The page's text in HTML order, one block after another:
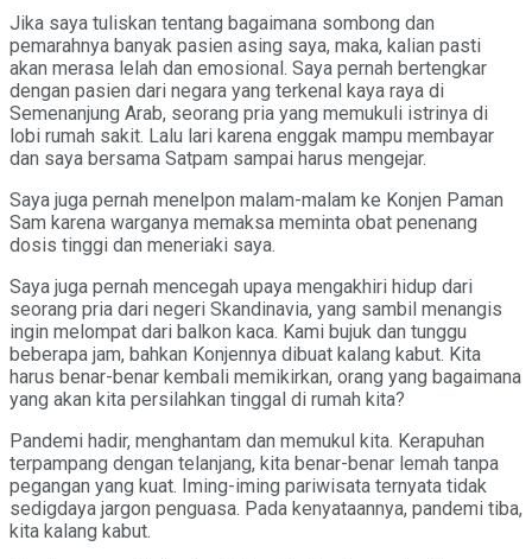
Jika saya tuliskan tentang bagaimana sombong dan
pemarahnya banyak pasien asing saya, maka, kalian pasti
akan merasa lelah dan emosional. Saya pernah bertengkar
dengan pasien dari negara yang terkenal kaya raya di
Semenanjung Arab, seorang pria yang memukuli istrinya di
lobi rumah sakit. Lalu lari karena enggak mampu membayar
dan saya bersama Satpam sampai harus mengejar.
Saya juga pernah menelpon malam-malam ke Konjen Paman
Sam karena warganya memaksa meminta obat penenang
dosis tinggi dan meneriaki saya.
Saya juga pernah mencegah upaya mengakhiri hidup dari
seorang pria dari negeri Skandinavia, yang sambil menangis
ingin melompat dari balkon kaca. Kami bujuk dan tunggu
beberapa jam, bahkan Konjennya dibuat kalang kabut. Kita
harus benar-benar kembali memikirkan, orang yang bagaimana
yang akan kita persilahkan tinggal di rumah kita?
Pandemi hadir, menghantam dan memukul kita. Kerapuhan
terpampang dengan telanjang, kita benar-benar lemah tanpa
pegangan yang kuat. Iming-iming pariwisata ternyata tidak
sedigdaya jargon penguasa. Pada kenyataannya, pandemi tiba,
kita kalang kabut.